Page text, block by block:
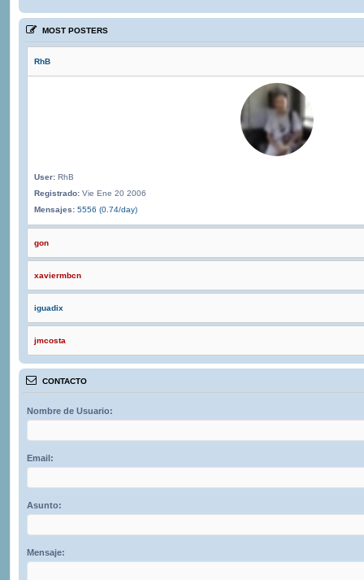
MOST POSTERS
RhB
User: RhB
Registrado: Vie Ene 20 2006
Mensajes: 5556 (0.74/day)
gon
xaviermbcn
iguadix
jmcosta
CONTACTO
Nombre de Usuario:
Email:
Asunto:
Mensaje: